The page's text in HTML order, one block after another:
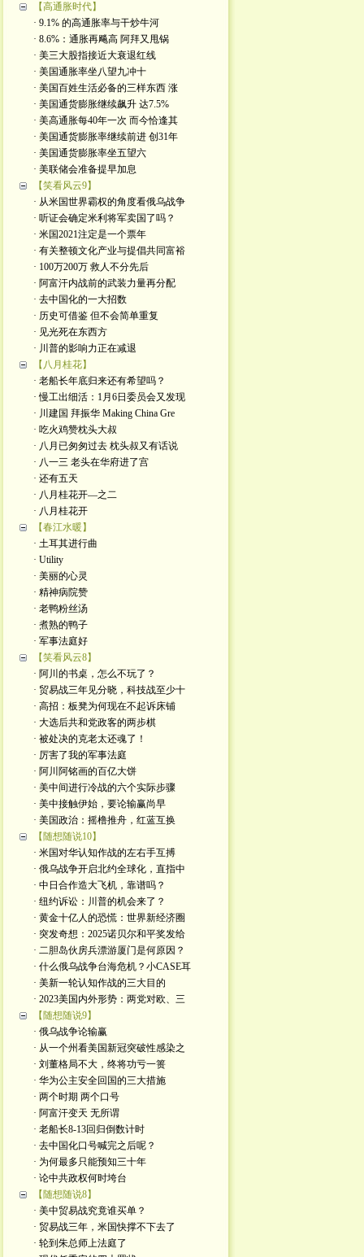
【高通胀时代】
· 9.1% 的高通胀率与干炒牛河
· 8.6%：通胀再飚高 阿拜又甩锅
· 美三大股指接近大衰退红线
· 美国通胀率坐八望九冲十
· 美国百姓生活必备的三样东西 涨
· 美国通货膨胀继续飙升 达7.5%
· 美高通胀每40年一次 而今恰逢其
· 美国通货膨胀率继续前进 创31年
· 美国通货膨胀率坐五望六
· 美联储会准备提早加息
【笑看风云9】
· 从米国世界霸权的角度看俄乌战争
· 听证会确定米利将军卖国了吗？
· 米国2021注定是一个票年
· 有关整顿文化产业与提倡共同富裕
· 100万200万 救人不分先后
· 阿富汗内战前的武装力量再分配
· 去中国化的一大招数
· 历史可借鉴 但不会简单重复
· 见光死在东西方
· 川普的影响力正在减退
【八月桂花】
· 老船长年底归来还有希望吗？
· 慢工出细活：1月6日委员会又发现
· 川建国 拜振华 Making China Gre
· 吃火鸡赞枕头大叔
· 八月已匆匆过去 枕头叔又有话说
· 八一三 老头在华府进了宫
· 还有五天
· 八月桂花开—之二
· 八月桂花开
【春江水暖】
· 土耳其进行曲
· Utility
· 美丽的心灵
· 精神病院赞
· 老鸭粉丝汤
· 煮熟的鸭子
· 军事法庭好
【笑看风云8】
· 阿川的书桌，怎么不玩了？
· 贸易战三年见分晓，科技战至少十
· 高招：板凳为何现在不起诉床铺
· 大选后共和党政客的两步棋
· 被处决的克老太还魂了！
· 厉害了我的军事法庭
· 阿川阿铭画的百亿大饼
· 美中间进行冷战的六个实际步骤
· 美中接触伊始，要论输赢尚早
· 美国政治：摇橹推舟，红蓝互换
【随想随说10】
· 米国对华认知作战的左右手互搏
· 俄乌战争开启北约全球化，直指中
· 中日合作造大飞机，靠谱吗？
· 纽约诉讼：川普的机会来了？
· 黄金十亿人的恐慌：世界新经济圈
· 突发奇想：2025诺贝尔和平奖发给
· 二胆岛伙房兵漂游厦门是何原因？
· 什么俄乌战争台海危机？小CASE耳
· 美新一轮认知作战的三大目的
· 2023美国内外形势：两党对欧、三
【随想随说9】
· 俄乌战争论输赢
· 从一个州看美国新冠突破性感染之
· 刘董格局不大，终将功亏一篑
· 华为公主安全回国的三大措施
· 两个时期 两个口号
· 阿富汗变天 无所谓
· 老船长8-13回归倒数计时
· 去中国化口号喊完之后呢？
· 为何最多只能预知三十年
· 论中共政权何时垮台
【随想随说8】
· 美中贸易战究竟谁买单？
· 贸易战三年，米国快撑不下去了
· 轮到朱总师上法庭了